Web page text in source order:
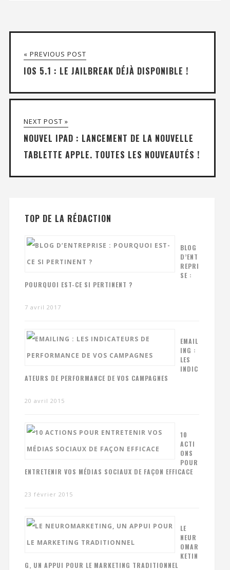
« PREVIOUS POST
IOS 5.1 : LE JAILBREAK DÉJÀ DISPONIBLE !
NEXT POST »
NOUVEL IPAD : LANCEMENT DE LA NOUVELLE
TABLETTE APPLE. TOUTES LES NOUVEAUTÉS !
TOP DE LA RÉDACTION
BLOG
D’ENT
REPRI
SE :
POURQUOI EST-CE SI PERTINENT ?
7 avril 2017
EMAIL
ING :
LES
INDIC
ATEURS DE PERFORMANCE DE VOS CAMPAGNES
20 avril 2015
10
ACTI
ONS
POUR
ENTRETENIR VOS MÉDIAS SOCIAUX DE FAÇON EFFICACE
23 février 2015
LE
NEUR
OMAR
KETIN
G, UN APPUI POUR LE MARKETING TRADITIONNEL